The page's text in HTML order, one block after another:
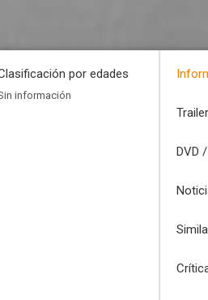
por edades
información
DVD